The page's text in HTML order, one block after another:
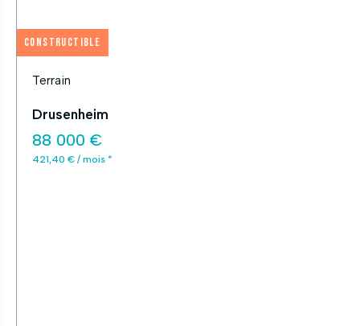
Constructible
Terrain
Drusenheim
88 000 €
421,40 € / mois *